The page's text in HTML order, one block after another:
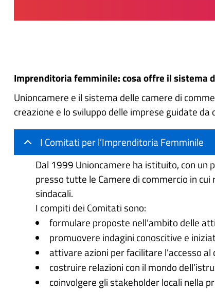
Imprenditoria femminile: cosa offre il sistema
Unioncamere e il sistema delle camere di
creazione e lo sviluppo delle imprese guidate
I Comitati per l’Imprenditoria Femminile
Dal 1999 Unioncamere ha istituito, con un
presso tutte le Camere di commercio in
sindacali.
I compiti dei Comitati sono:
formulare proposte nell’ambito delle
promuovere indagini conoscitive e
attivare azioni per facilitare l’accesso al
costruire relazioni con il mondo
coinvolgere gli stakeholder locali nella